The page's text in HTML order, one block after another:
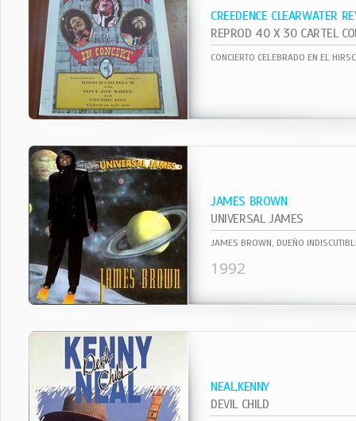
CREEDENCE CLEARWATER
CONCIERTO CELEBRADO EN EL
JAMES BROWN
UNIVERSAL JAMES
1992
NEAL,KENNY
DEVIL CHILD